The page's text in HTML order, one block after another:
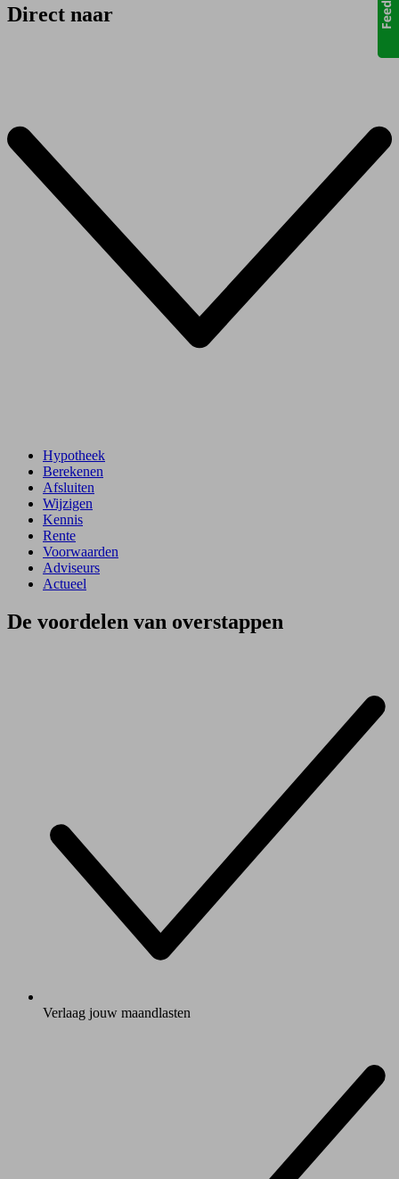
Direct naar
Hypotheek
Berekenen
Afsluiten
Wijzigen
Kennis
Rente
Voorwaarden
Adviseurs
Actueel
De voordelen van overstappen
Verlaag jouw maandlasten